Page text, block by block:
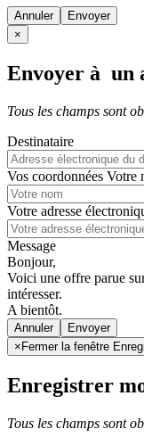
Annuler
×
Envoyer à un
Tous les champs sont
Destinataire
Vos coordonnées Votre
Votre adresse
Message
Bonjour,
Voici une offre parue
intéresser.
A bientôt.
Annuler
× Fermer la fenêtre
Enregistrer
Tous les champs sont